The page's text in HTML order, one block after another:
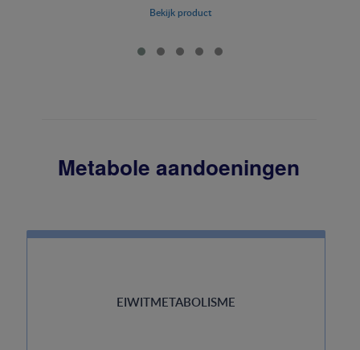
Bekijk product
Metabole aandoeningen
EIWITMETABOLISME